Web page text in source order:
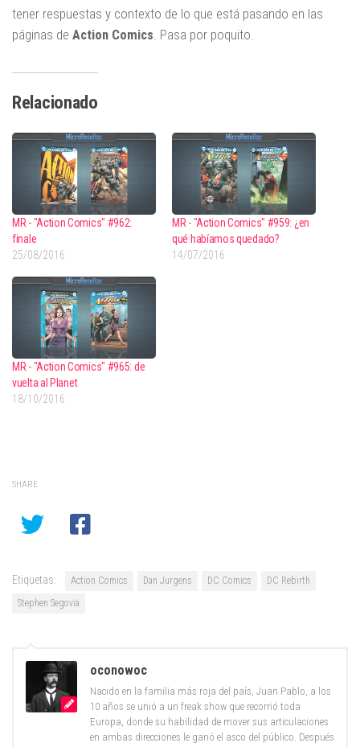
tener respuestas y contexto de lo que está pasando en las
páginas de Action Comics. Pasa por poquito.
Relacionado
MR - "Action Comics" #962:
finale
25/08/2016
MR - "Action Comics" #959: ¿en
qué habíamos quedado?
14/07/2016
MR - "Action Comics" #965: de
vuelta al Planet
18/10/2016
SHARE
Etiquetas: Action Comics Dan Jurgens DC Comics
DC Rebirth
Stephen Segovia
oconowoc
Nacido en la familia más roja del país, Juan Pablo, a los
10 años se unió a un freak show que recorrió toda
Europa, donde su habilidad de mover sus articulaciones
en ambas direcciones le ganó el asco del público. Después